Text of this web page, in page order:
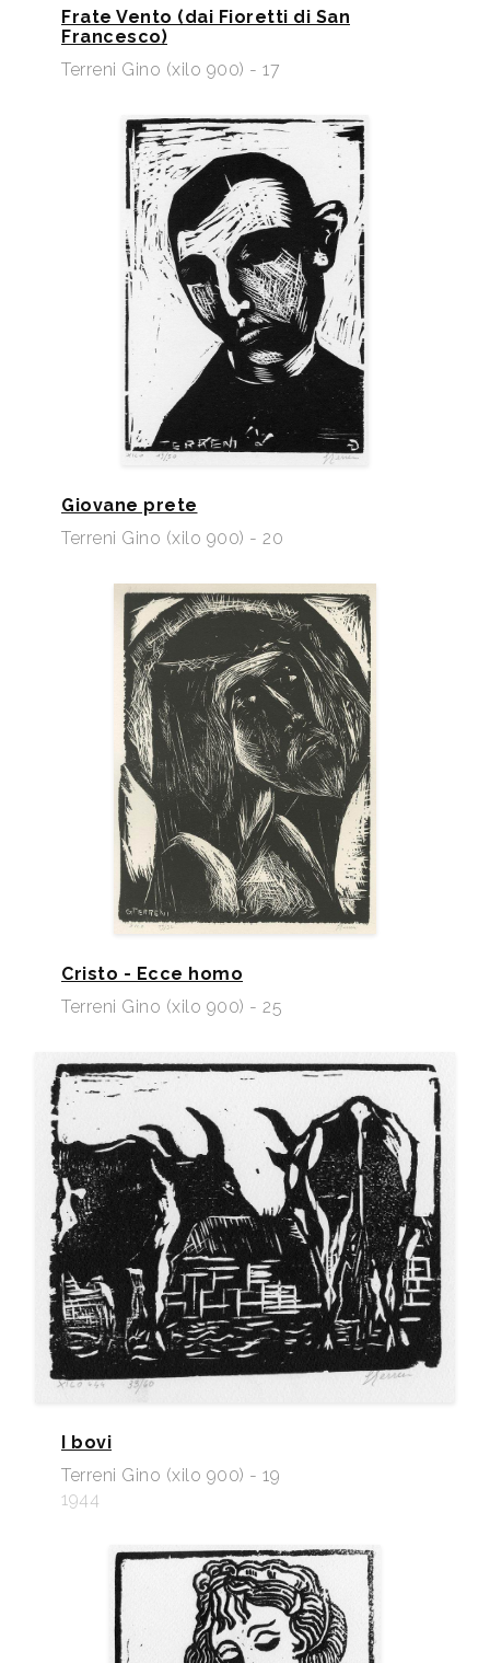
Frate Vento (dai Fioretti di San
Francesco)
Terreni Gino (xilo 900) - 17
Giovane prete
Terreni Gino (xilo 900) - 20
Cristo - Ecce homo
Terreni Gino (xilo 900) - 25
I bovi
Terreni Gino (xilo 900) - 19
1944